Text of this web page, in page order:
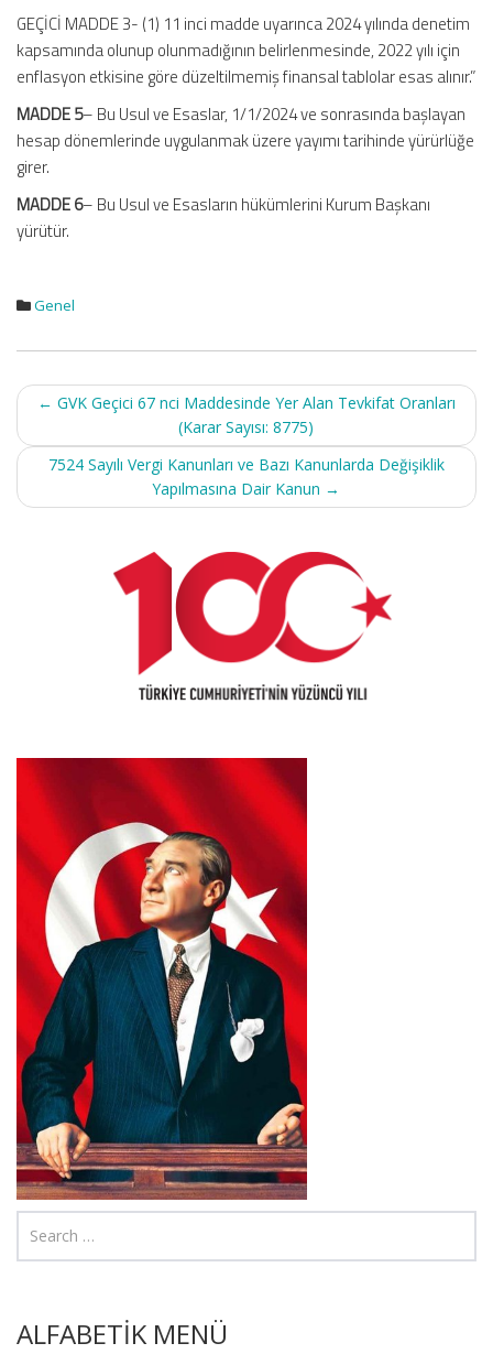
GEÇİCİ MADDE 3- (1) 11 inci madde uyarınca 2024 yılında denetim
kapsamında olunup olunmadığının belirlenmesinde, 2022 yılı için
enflasyon etkisine göre düzeltilmemiş finansal tablolar esas alınır.”
MADDE 5– Bu Usul ve Esaslar, 1/1/2024 ve sonrasında başlayan
hesap dönemlerinde uygulanmak üzere yayımı tarihinde yürürlüğe
girer.
MADDE 6– Bu Usul ve Esasların hükümlerini Kurum Başkanı
yürütür.
Genel
Post
navigation
← GVK Geçici 67 nci Maddesinde Yer Alan Tevkifat Oranları
(Karar Sayısı: 8775)
7524 Sayılı Vergi Kanunları ve Bazı Kanunlarda Değişiklik
Yapılmasına Dair Kanun →
ALFABETİK MENÜ